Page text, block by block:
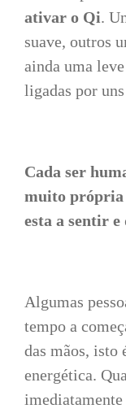
ativar o Qi.
suave, outros
ainda uma
ligadas por
Cada ser
muito própria
esta a sentir e
Algumas
tempo a
das mãos, isto
energética.
imediatamente